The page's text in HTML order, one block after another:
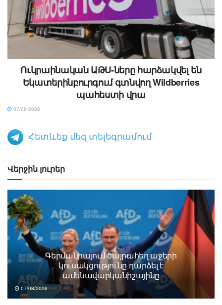
Ուկրաինական ԱԹՍ-ները հարձակվել են
Եկատերինբուրգում գտնվող Wildberries
պահեստի վրա
07/08/2026
Հետևեք մեզ տելեգրամում
Վերջին լուրեր
Գերմանիայում ծայրահեղ աջերի
կուսակցությունը դարձել է
ամենավարկանիշայինը
07/08/2026